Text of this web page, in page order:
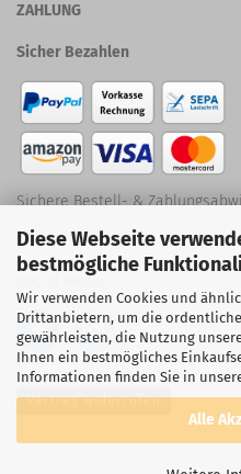
Diese Webseite
bestmögliche
Wir verwenden Cookies und
Drittanbietern, um die
gewährleisten, die Nutzung
Ihnen ein bestmögliches
Informationen finden Sie in
Alle
ZAHLUNG
Sicher Bezahlen
Sichere Bestell- &
Verschlüsselung
Social Media
Vertrag widerrufen